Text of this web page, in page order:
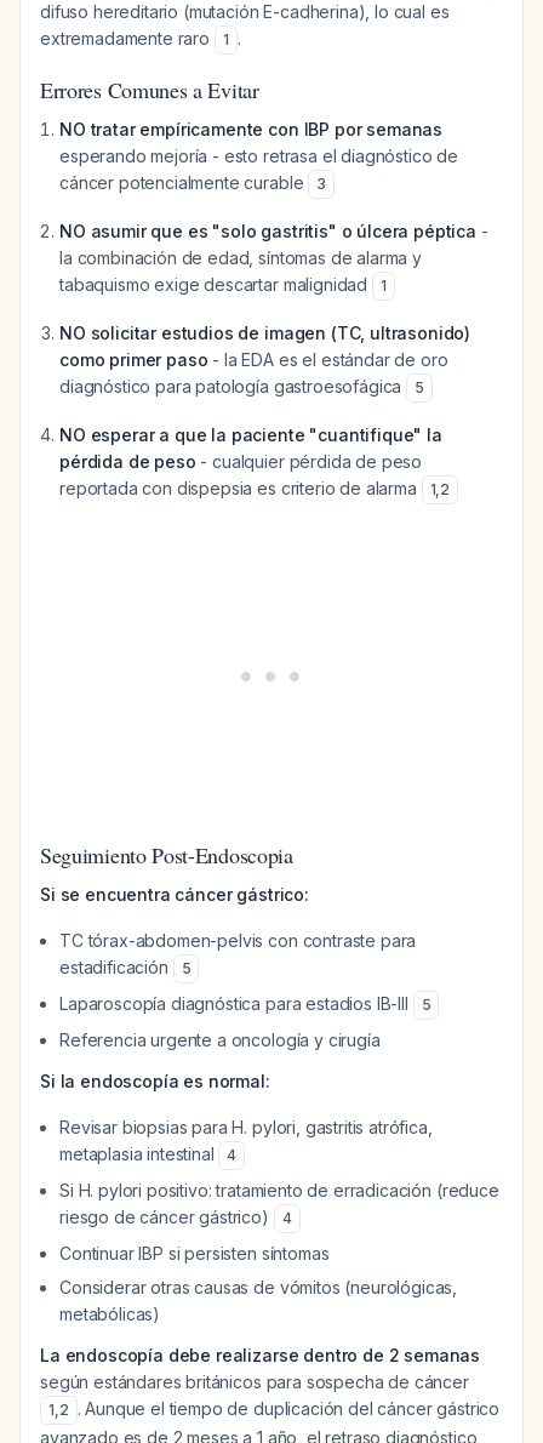
difuso hereditario (mutación E-cadherina), lo cual es
extremadamente raro
1 .
Errores Comunes a Evitar
NO tratar empíricamente con IBP por semanas
esperando mejoría - esto retrasa el diagnóstico de
cáncer potencialmente curable
3
NO asumir que es "solo gastritis" o úlcera péptica -
la combinación de edad, síntomas de alarma y
tabaquismo exige descartar malignidad
1
NO solicitar estudios de imagen (TC, ultrasonido)
como primer paso - la EDA es el estándar de oro
diagnóstico para patología gastroesofágica
5
NO esperar a que la paciente "cuantifique" la
pérdida de peso - cualquier pérdida de peso
reportada con dispepsia es criterio de alarma
1,2
Seguimiento Post-Endoscopia
Si se encuentra cáncer gástrico:
TC tórax-abdomen-pelvis con contraste para
estadificación
5
Laparoscopía diagnóstica para estadios IB-III 5
Referencia urgente a oncología y cirugía
Si la endoscopía es normal:
Revisar biopsias para H. pylori, gastritis atrófica,
metaplasia intestinal
4
Si H. pylori positivo: tratamiento de erradicación (reduce
riesgo de cáncer gástrico)
4
Continuar IBP si persisten síntomas
Considerar otras causas de vómitos (neurológicas,
metabólicas)
La endoscopía debe realizarse dentro de 2 semanas
según estándares británicos para sospecha de cáncer
1,2 . Aunque el tiempo de duplicación del cáncer gástrico
avanzado es de 2 meses a 1 año, el retraso diagnóstico